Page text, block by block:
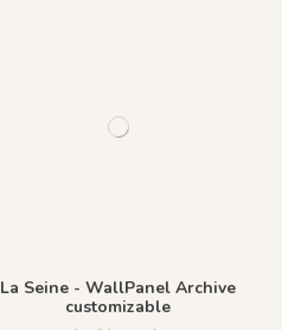
La Seine - WallPanel Archive
customizable